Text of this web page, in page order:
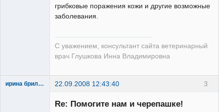
грибковые поражения кожи и другие возможные
заболевания.
С уважением, консультант сайта ветеринарный
врач Глушкова Инна Владимировна
3
ирина брилевская 22.09.2008 12:43:40
Зарегистрированный
Re: Помогите нам и черепашке!